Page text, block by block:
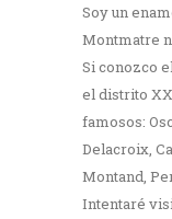
Soy un
Montmatre
Si conozco
el distrito
famosos:
Delacroix,
Montand,
Intentaré